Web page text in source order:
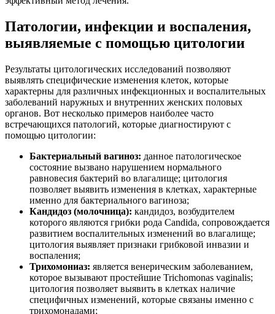
Патологии, инфекции и воспаления,
выявляемые с помощью цитологии
Результаты цитологических исследований позволяют
выявлять специфические изменения клеток, которые
характерны для различных инфекционных и воспалительных
заболеваний наружных и внутренних женских половых
органов. Вот несколько примеров наиболее часто
встречающихся патологий, которые диагностируют с
помощью цитологии:
Бактериальный вагиноз: данное патологическое
состояние вызвано нарушением нормального
равновесия бактерий во влагалище; цитология
позволяет выявить изменения в клетках, характерные
именно для бактериального вагиноза;
Кандидоз (молочница): кандидоз, возбудителем
которого являются грибки рода Candida, сопровождается
развитием воспалительных изменений во влагалище;
цитология выявляет признаки грибковой инвазии и
воспаления;
Трихомониаз: является венерическим заболеванием,
которое вызывают простейшие Trichomonas vaginalis;
цитология позволяет выявить в клетках наличие
специфичных изменений, которые связаны именно с
трихомонадами;